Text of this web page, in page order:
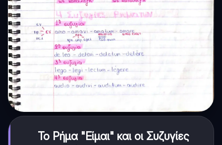
Το Ρήμα "Είμαι" και οι Συζυγίες